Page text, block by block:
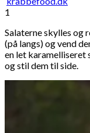
1
Salaterne skylles og
(på langs) og vend
en let karamelliseret
og stil dem til side.